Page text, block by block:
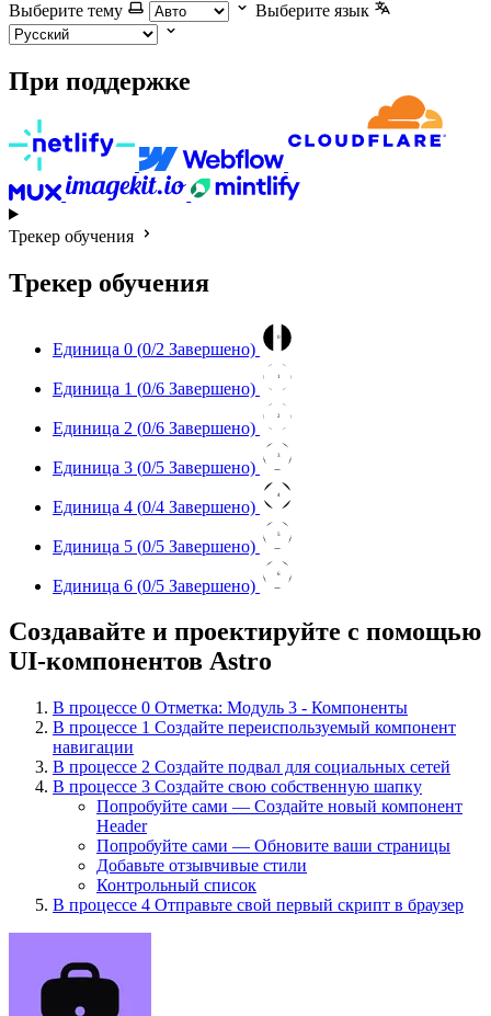
Выберите тему
Выберите язык
При поддержке
Трекер обучения
Трекер обучения
Единица 0 (0/2 Завершено)
0
Единица 1 (0/6 Завершено)
1
Единица 2 (0/6 Завершено)
2
Единица 3 (0/5 Завершено)
3
Единица 4 (0/4 Завершено)
4
Единица 5 (0/5 Завершено)
5
Единица 6 (0/5 Завершено)
6
Создавайте и проектируйте с помощью
UI-компонентов Astro
В процессе 0 Отметка: Модуль 3 - Компоненты
В процессе 1 Создайте переиспользуемый компонент
навигации
В процессе 2 Создайте подвал для социальных сетей
В процессе 3 Создайте свою собственную шапку
Попробуйте сами — Создайте новый компонент
Header
Попробуйте сами — Обновите ваши страницы
Добавьте отзывчивые стили
Контрольный список
В процессе 4 Отправьте свой первый скрипт в браузер